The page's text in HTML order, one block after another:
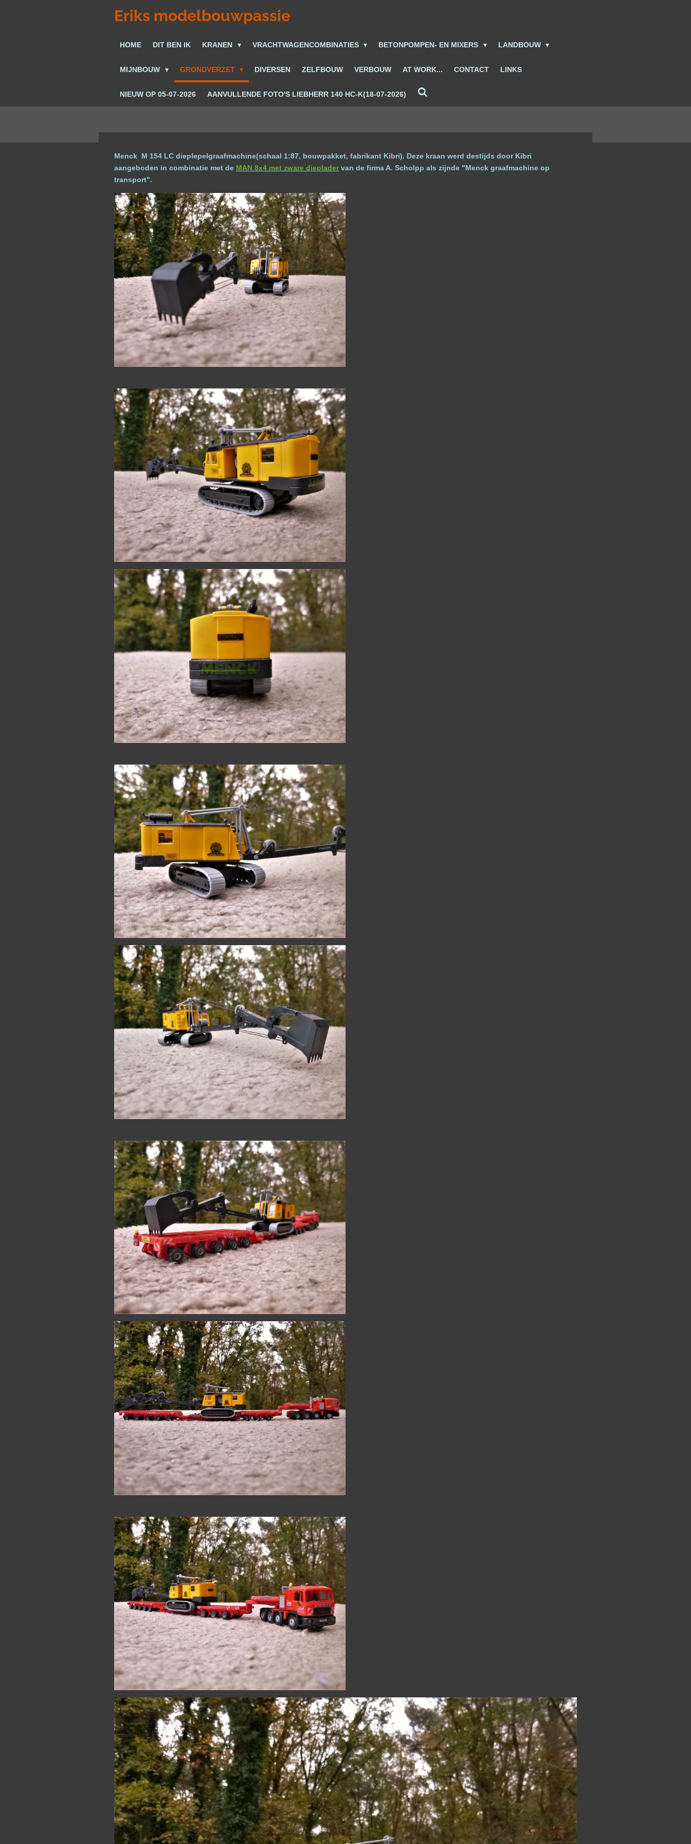
Eriks modelbouwpassie
HOME DIT BEN IK KRANEN VRACHTWAGENCOMBINATIES BETONPOMPEN- EN MIXERS LANDBOUW
MIJNBOUW GRONDVERZET DIVERSEN ZELFBOUW VERBOUW AT WORK... CONTACT LINKS
NIEUW OP 05-07-2026 AANVULLENDE FOTO'S LIEBHERR 140 HC-K(18-07-2026)
Menck M 154 LC dieplepelgraafmachine(schaal 1:87, bouwpakket, fabrikant Kibri). Deze kraan werd destijds door Kibri
aangeboden in combinatie met de MAN 8x4 met zware diepladervan de firma A. Scholpp als zijnde "Menck graafmachine op
transport".